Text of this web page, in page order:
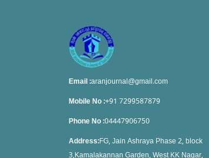
Email :aranjournal@gmail.com
Mobile No :+91 7299587879
Phone No :04447906750
Address:FG, Jain Ashraya Phase 2, block
3,Kamalakannan Garden, West KK Nagar,